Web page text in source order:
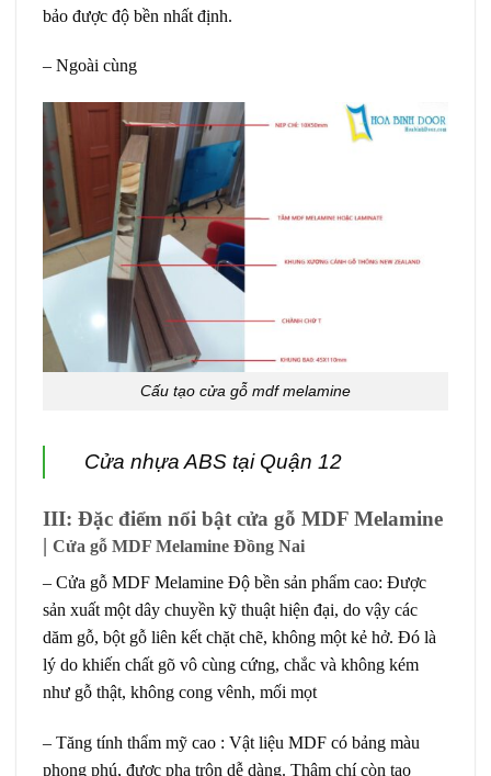
bảo được độ bền nhất định.
– Ngoài cùng
Cấu tạo cửa gỗ mdf melamine
Cửa nhựa ABS tại Quận 12
III: Đặc điểm nổi bật cửa gỗ MDF Melamine
| Cửa gỗ MDF Melamine Đồng Nai
– Cửa gỗ MDF Melamine Độ bền sản phẩm cao: Được
sản xuất một dây chuyền kỹ thuật hiện đại, do vậy các
dăm gỗ, bột gỗ liên kết chặt chẽ, không một kẻ hở. Đó là
lý do khiến chất gõ vô cùng cứng, chắc và không kém
như gỗ thật, không cong vênh, mối mọt
– Tăng tính thẩm mỹ cao : Vật liệu MDF có bảng màu
phong phú, được pha trộn dễ dàng. Thậm chí còn tạo